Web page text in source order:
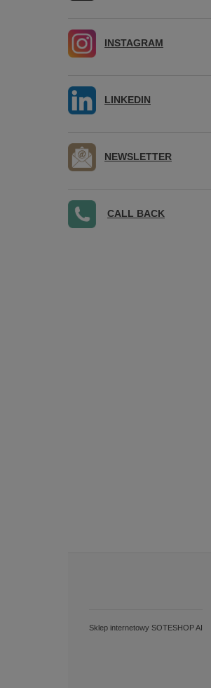
INSTAGRAM
LINKEDIN
NEWSLETTER
CALL BACK
Sklep internetowy SOTESHOP AI